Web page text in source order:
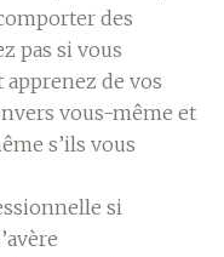
des
pas si vous
de vos
vous-même et
s’ils vous
si